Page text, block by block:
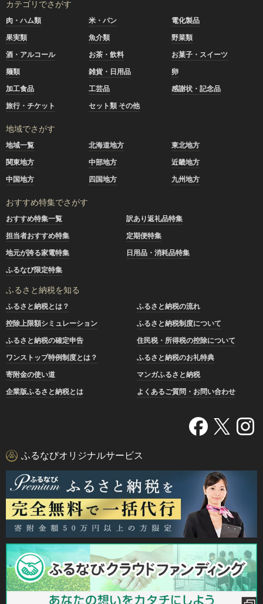
カテゴリでさがす
肉・ハム類 米・パン
電化製品
果実類
魚介類
野菜類
酒・アルコール
お茶・飲料
お菓子・スイーツ
麺類
雑貨・日用品
卵
加工食品
工芸品
感謝状・記念品
旅行・チケット
セット類 その他
地域でさがす
地域一覧 北海道地方
東北地方
関東地方
中部地方
近畿地方
中国地方
四国地方 九州地方
おすすめ特集でさがす
おすすめ特集一覧
訳あり返礼品特集
担当者おすすめ特集
定期便特集
地元が誇る家電特集
日用品・消耗品特集
ふるなび限定特集
ふるさと納税を知る
ふるさと納税とは？
ふるさと納税の流れ
控除上限額シミュレーション
ふるさと納税制度について
ふるさと納税の確定申告
住民税・所得税の控除について
ワンストップ特例制度とは？
ふるさと納税のお礼特典
寄附金の使い道
マンガふるさと納税
企業版ふるさと納税とは
よくあるご質問・お問い合わせ
ふるなびオリジナルサービス